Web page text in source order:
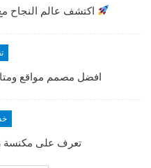
اكتشف عالم النجاح
افضل مصمم مواقع
تعرف على مكنسة